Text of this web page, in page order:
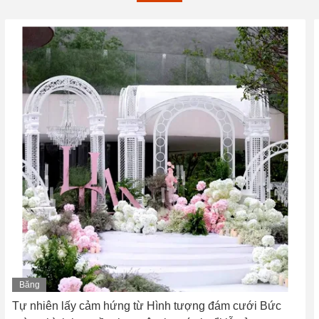
Băng
hình
Tự nhiên lấy cảm hứng từ Hình tượng đám cưới Bức